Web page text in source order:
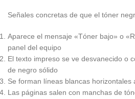
Señales concretas de que el tóner
Aparece el mensaje «Tóner bajo» o
panel del equipo
El texto impreso se ve desvanecido o
de negro sólido
Se forman líneas blancas horizontales
Las páginas salen con manchas de